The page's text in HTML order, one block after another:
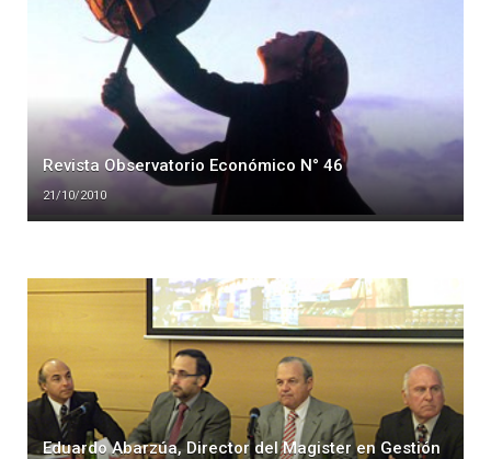
Revista Observatorio Económico N° 46
21/10/2010
Eduardo Abarzúa, Director del Magister en Gestión